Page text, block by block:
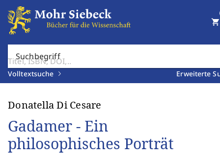
Suchbegriff
Volltextsuche Erweiterte
shopping_cart
Donatella Di Cesare
Gadamer - Ein
philosophisches Porträt